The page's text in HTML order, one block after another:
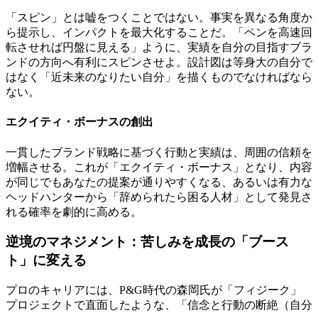
「スピン」とは嘘をつくことではない。事実を異なる角度か
ら提示し、インパクトを最大化することだ。「ペンを高速回
転させれば円盤に見える」ように、実績を自分の目指すブラ
ンドの方向へ有利にスピンさせよ。設計図は等身大の自分で
はなく「近未来のなりたい自分」を描くものでなければなら
ない。
エクイティ・ボーナスの創出
一貫したブランド戦略に基づく行動と実績は、周囲の信頼を
増幅させる。これが「エクイティ・ボーナス」となり、内容
が同じでもあなたの提案が通りやすくなる、あるいは有力な
ヘッドハンターから「辞められたら困る人材」として発見さ
れる確率を劇的に高める。
逆境のマネジメント：苦しみを成長の「ブース
ト」に変える
プロのキャリアには、P&G時代の森岡氏が「フィジーク」
プロジェクトで直面したような、「信念と行動の断絶（自分